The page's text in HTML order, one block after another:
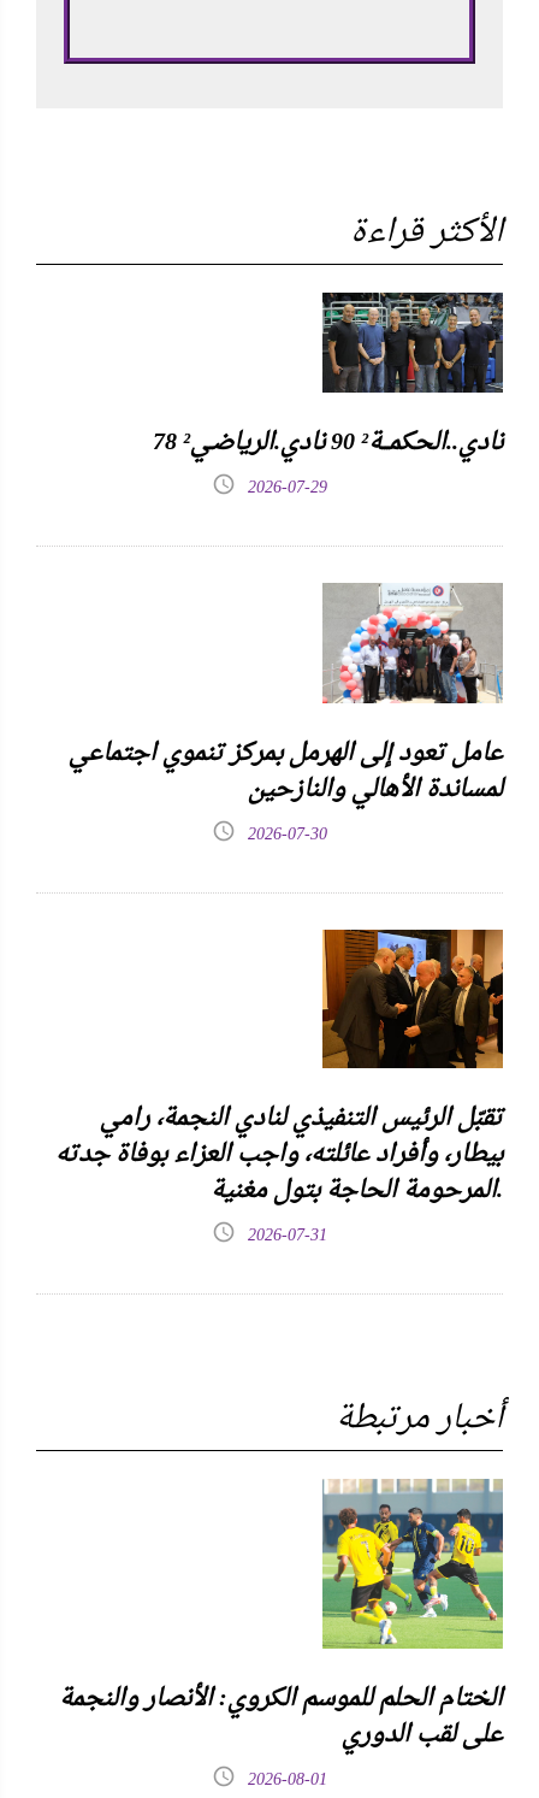
الأكثر قراءة
نادي..الحكمـــة² 90 نادي.الرياضـي² 78
2026-07-29
عامل تعود إلى الهرمل بمركز تنموي اجتماعي
لمساندة الأهالي والنازحين
2026-07-30
تقبّل الرئيس التنفيذي لنادي النجمة، رامي
بيطار، وأفراد عائلته، واجب العزاء بوفاة جدته
المرحومة الحاجة بتول مغنية.
2026-07-31
أخبار مرتبطة
الختام الحلم للموسم الكروي: الأنصار والنجمة
على لقب الدوري
2026-08-01